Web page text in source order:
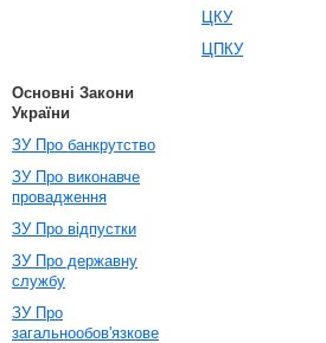
ЦКУ
ЦПКУ
Основні Закони
України
ЗУ Про банкрутство
ЗУ Про виконавче
провадження
ЗУ Про відпустки
ЗУ Про державну
службу
ЗУ Про
загальнообов'язкове